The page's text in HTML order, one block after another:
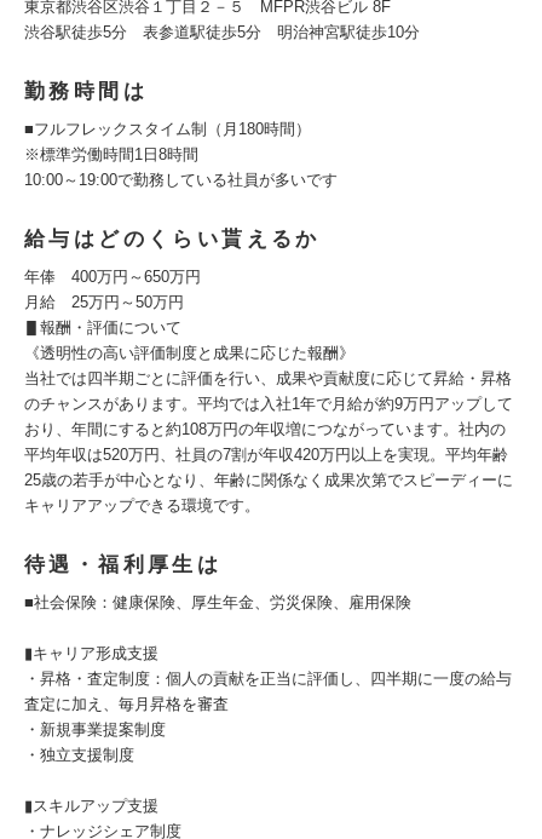
東京都渋谷区渋谷１丁目２－５ MFPR渋谷ビル 8F
渋谷駅徒歩5分 表参道駅徒歩5分 明治神宮駅徒歩10分
勤務時間は
■フルフレックスタイム制（月180時間）
※標準労働時間1日8時間
10:00～19:00で勤務している社員が多いです
給与はどのくらい貰えるか
年俸 400万円～650万円
月給 25万円～50万円
▋報酬・評価について
《透明性の高い評価制度と成果に応じた報酬》
当社では四半期ごとに評価を行い、成果や貢献度に応じて昇給・昇格
のチャンスがあります。平均では入社1年で月給が約9万円アップして
おり、年間にすると約108万円の年収増につながっています。社内の
平均年収は520万円、社員の7割が年収420万円以上を実現。平均年齢
25歳の若手が中心となり、年齢に関係なく成果次第でスピーディーに
キャリアアップできる環境です。
待遇・福利厚生は
■社会保険：健康保険、厚生年金、労災保険、雇用保険
▮キャリア形成支援
・昇格・査定制度：個人の貢献を正当に評価し、四半期に一度の給与
査定に加え、毎月昇格を審査
・新規事業提案制度
・独立支援制度
▮スキルアップ支援
・ナレッジシェア制度